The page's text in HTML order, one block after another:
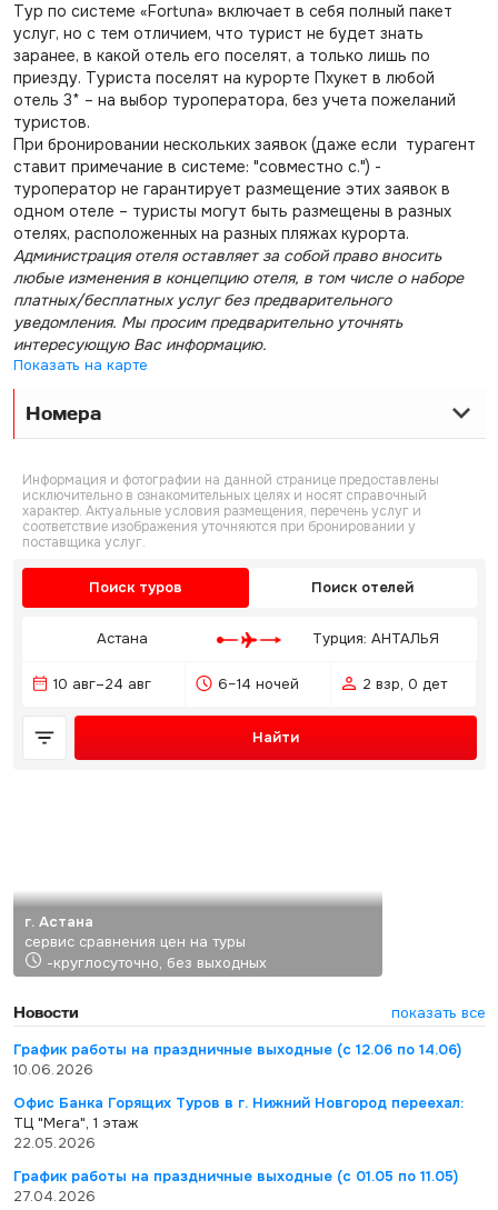
Тур по системе «Fortuna» включает в себя полный пакет
услуг, но с тем отличием, что турист не будет знать
заранее, в какой отель его поселят, а только лишь по
приезду. Туриста поселят на курорте Пхукет в любой
отель 3* – на выбор туроператора, без учета пожеланий
туристов.
При бронировании нескольких заявок (даже если турагент
ставит примечание в системе: "совместно с.") -
туроператор не гарантирует размещение этих заявок в
одном отеле – туристы могут быть размещены в разных
отелях, расположенных на разных пляжах курорта.
Администрация отеля оставляет за собой право вносить
любые изменения в концепцию отеля, в том числе о наборе
платных/бесплатных услуг без предварительного
уведомления. Мы просим предварительно уточнять
интересующую Вас информацию.
Показать на карте
Номера
Информация и фотографии на данной странице предоставлены
исключительно в ознакомительных целях и носят справочный
характер. Актуальные условия размещения, перечень услуг и
соответствие изображения уточняются при бронировании у
поставщика услуг.
Поиск туров Поиск отелей
Астана Турция: АНТАЛЬЯ
10 авг–24 авг 6–14 ночей 2 взр, 0 дет
Найти
г. Астана
сервис сравнения цен на туры
-круглосуточно, без выходных
Новости
показать все
График работы на праздничные выходные (с 12.06 по 14.06)
10.06.2026
Офис Банка Горящих Туров в г. Нижний Новгород переехал:
ТЦ "Мега", 1 этаж
22.05.2026
График работы на праздничные выходные (с 01.05 по 11.05)
27.04.2026